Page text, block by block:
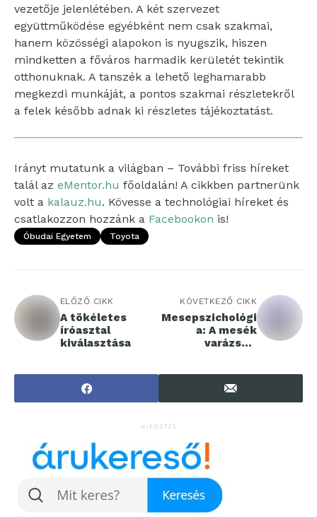
vezetője jelenlétében. A két szervezet
együttműködése egyébként nem csak szakmai,
hanem közösségi alapokon is nyugszik, hiszen
mindketten a főváros harmadik kerületét tekintik
otthonuknak. A tanszék a lehető leghamarabb
megkezdi munkáját, a pontos szakmai részletekről
a felek később adnak ki részletes tájékoztatást.
Irányt mutatunk a világban – További friss híreket
talál az eMentor.hu főoldalán! A cikkben partnerünk
volt a kalauz.hu. Kövesse a technológiai híreket és
csatlakozzon hozzánk a Facebookon is!
Óbudai Egyetem Toyota
ELŐZŐ CIKK
A tökéletes
íróasztal
kiválasztása
KÖVETKEZŐ CIKK
Mesepszichológi
a: A mesék
varázsa a
HIRDETÉS